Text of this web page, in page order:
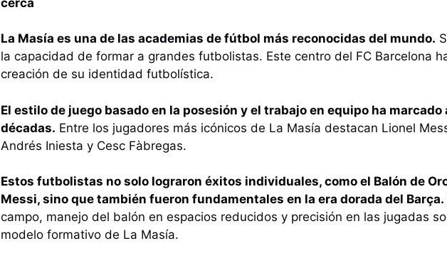
La Masía es una de las academias de fútbol más reconocidas del mundo.
la capacidad de formar a grandes futbolistas. Este centro del FC Barcelona
creación de su identidad futbolística.
El estilo de juego basado en la posesión y el trabajo en equipo ha
décadas. Entre los jugadores más icónicos de La Masía destacan Lionel
Andrés Iniesta y Cesc Fàbregas.
Estos futbolistas no solo lograron éxitos individuales, como el Balón de
Messi, sino que también fueron fundamentales en la era dorada del Barça.
campo, manejo del balón en espacios reducidos y precisión en las jugadas
modelo formativo de La Masía.